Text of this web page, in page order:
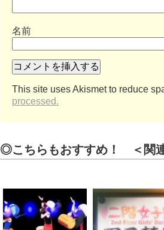
名前
This site uses Akismet to reduce
processed.
◎こちらもおすすめ！ ＜関